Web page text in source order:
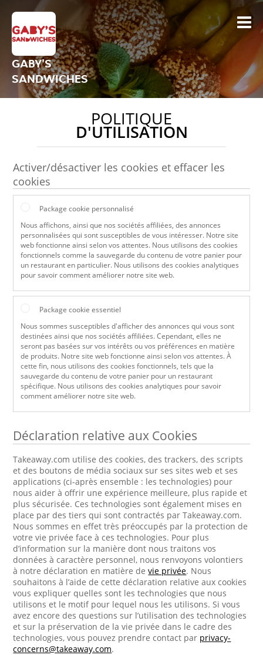
GABY'S
SANDWICHES
POLITIQUE
D'UTILISATION
Activer/désactiver les cookies et effacer les
cookies
Package cookie personnalisé
Nous affichons, ainsi que nos sociétés affiliées, des annonces
personnalisées qui sont susceptibles de vous intéresser. Notre site
web fonctionne ainsi selon vos attentes. Nous utilisons des cookies
fonctionnels comme la sauvegarde du contenu de votre panier pour
un restaurant en particulier. Nous utilisons des cookies analytiques
pour savoir comment améliorer notre site web.
Package cookie essentiel
Nous sommes susceptibles d'afficher des annonces qui vous sont
destinées ainsi que nos sociétés affiliées. Cependant, elles ne
seront pas basées sur vos intérêts ou vos préférences en matière
de produits. Notre site web fonctionne ainsi selon vos attentes. À
cette fin, nous utilisons des cookies fonctionnels, tels que la
sauvegarde du contenu de votre panier pour un restaurant
spécifique. Nous utilisons des cookies analytiques pour savoir
comment améliorer notre site web.
Déclaration relative aux Cookies
Takeaway.com utilise des cookies, des trackers, des scripts
et des boutons de média sociaux sur ses sites web et ses
applications (ci-après ensemble : les technologies) pour
nous aider à offrir une expérience meilleure, plus rapide et
plus sécurisée. Ces technologies sont également mises en
place par des tiers qui sont contractés par Takeaway.com.
Nous sommes en effet très préoccupés par la protection de
votre vie privée face à ces technologies. Pour plus
d’information sur la manière dont nous traitons vos
données à caractère personnel, nous renvoyons volontiers
à notre déclaration en matière devie privée. Nous
souhaitons à l’aide de cette déclaration relative aux cookies
vous expliquer quelles sont les technologies que nous
utilisons et le motif pour lequel nous les utilisons. Si vous
avez encore des questions sur l’utilisation des technologies
et sur la préservation de la vie privée dans le cadre des
technologies, vous pouvez prendre contact par privacy-
concerns@takeaway.com.